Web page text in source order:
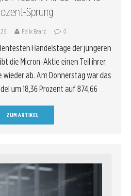
Sprung
Felix Baarz 0
Handelstage der jüngeren
die Micron-Aktie einen Teil ihrer
ab. Am Donnerstag war das
um 18,36 Prozent auf 874,66
ZUM ARTIKEL